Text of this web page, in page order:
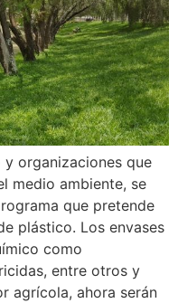
organizaciones que
medio ambiente, se
que pretende
plástico. Los envases
como
entre otros y
agrícola, ahora serán